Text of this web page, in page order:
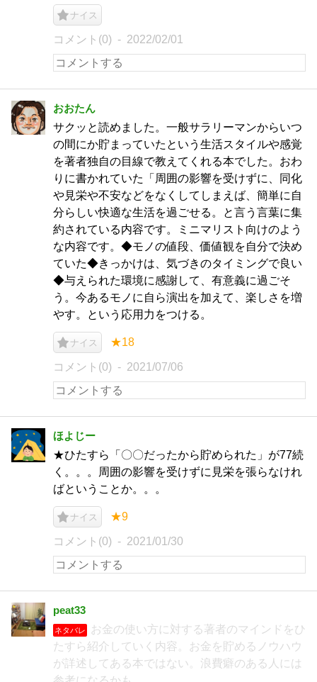
ナイス
コメント(0) 2022/02/01
おおたん
サクッと読めました。一般サラリーマンからいつ
の間にか貯まっていたという生活スタイルや感覚
を著者独自の目線で教えてくれる本でした。おわ
りに書かれていた「周囲の影響を受けずに、同化
や見栄や不安などをなくしてしまえば、簡単に自
分らしい快適な生活を過ごせる。と言う言葉に集
約されている内容です。ミニマリスト向けのよう
な内容です。◆モノの値段、価値観を自分で決め
ていた◆きっかけは、気づきのタイミングで良い
◆与えられた環境に感謝して、有意義に過ごそ
う。今あるモノに自ら演出を加えて、楽しさを増
やす。という応用力をつける。
ナイス ★18
コメント(0) 2021/07/06
ほよじー
★ひたすら「〇〇だったから貯められた」が77続
く。。。周囲の影響を受けずに見栄を張らなけれ
ばということか。。。
ナイス ★9
コメント(0) 2021/01/30
peat33
ネタバレ
お金の使い方に対する著者のマインドをひ
たすら紹介していく内容。お金を貯めるノウハウ
が詳述してある本ではない。浪費癖のある人には